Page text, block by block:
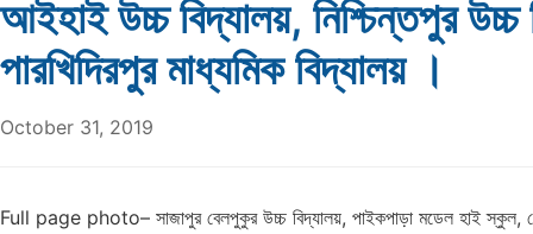
আইহাই উচ্চ বিদ্যালয়, নিশ্চিন্তপুর উচ্চ
পারখিদিরপুর মাধ্যমিক বিদ্যালয় ।
October 31, 2019
Full page photo– সাজাপুর বেলপুকুর উচ্চ বিদ্যালয়, পাইকপাড়া মডেল হাই স্কুল,